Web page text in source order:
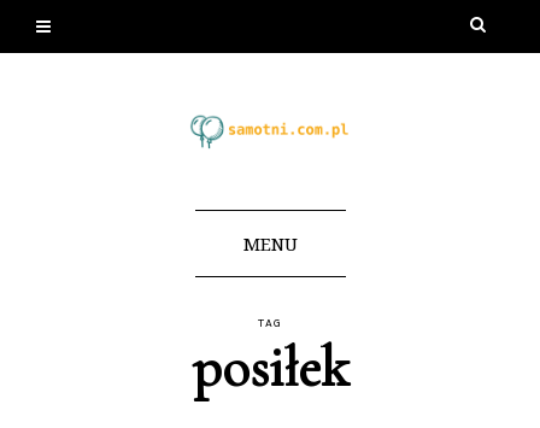
MENU
TAG
posiłek